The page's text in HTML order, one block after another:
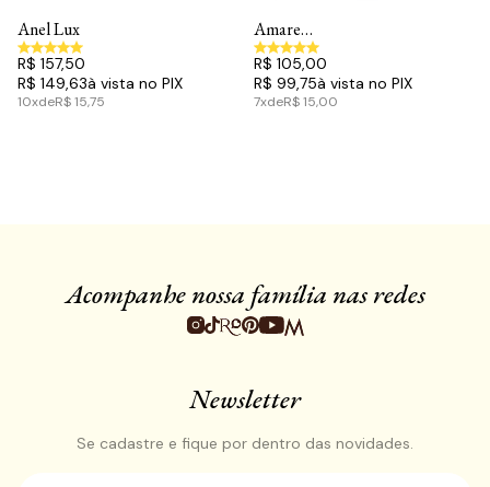
Anel Lux
R$ 157,50
10xdeR$ 15,75
R$ 149,63
Amare
1.5mm
R$ 105,00
7xdeR$ 15,00
R$ 99,75
Acompanhe nossa família nas redes
Newsletter
Se cadastre e fique por dentro das novidades.